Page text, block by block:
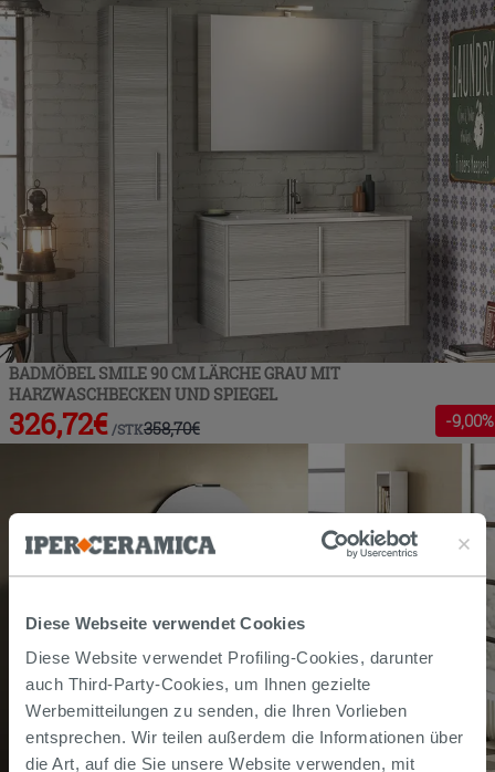
Diese Webseite verwendet Cookies
Diese Website verwendet Profiling-Cookies, darunter
auch Third-Party-Cookies, um Ihnen gezielte
Werbemitteilungen zu senden, die Ihren Vorlieben
entsprechen. Wir teilen außerdem die Informationen über
die Art, auf die Sie unsere Website verwenden, mit
BADMÖBEL SMILE 90 CM LÄRCHE GRAU MIT
HARZWASCHBECKEN UND SPIEGEL
326,72€ /STK358,70€ -9,00%